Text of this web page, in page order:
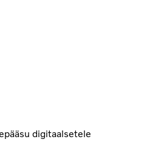
digitaalsetele